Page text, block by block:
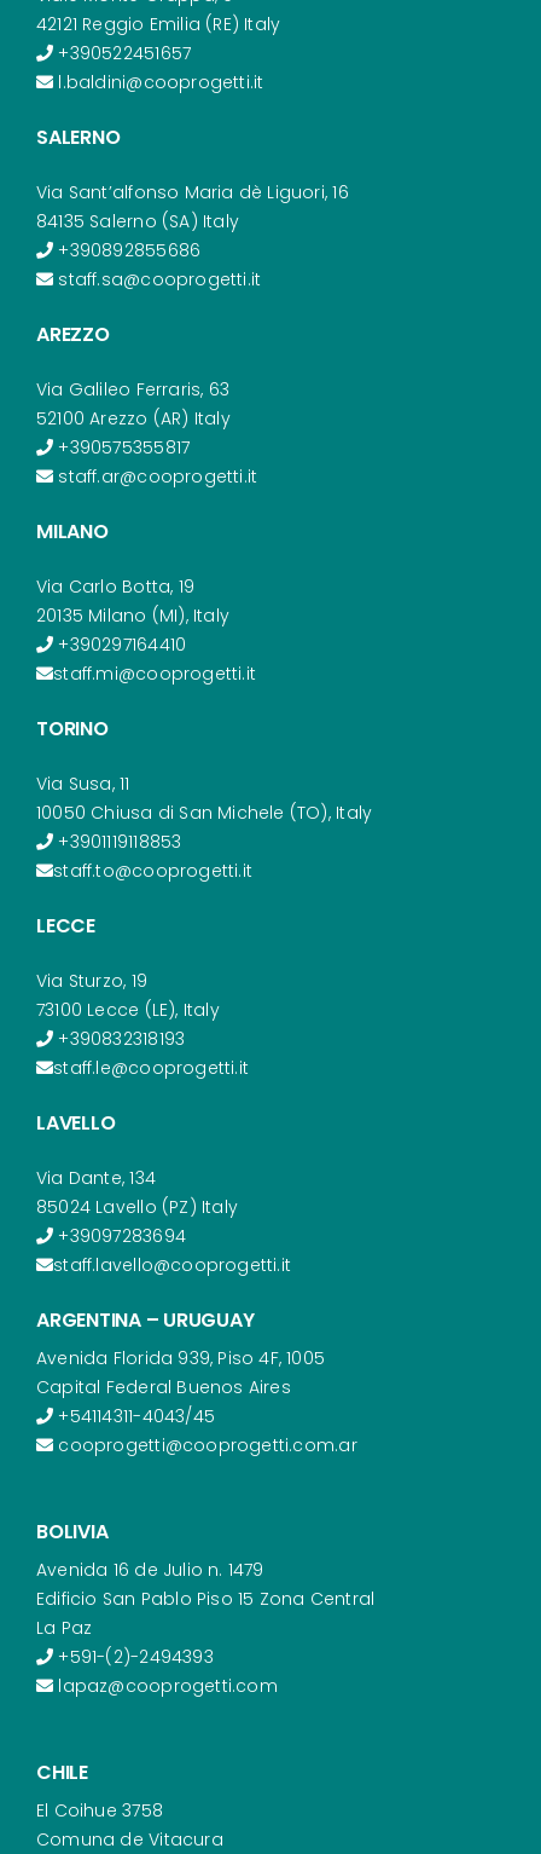
42121 Reggio Emilia (RE) Italy
+390522451657
l.baldini@cooprogetti.it
SALERNO
Via Sant’alfonso Maria dè Liguori, 16
84135 Salerno (SA) Italy
+390892855686
staff.sa@cooprogetti.it
AREZZO
Via Galileo Ferraris, 63
52100 Arezzo (AR) Italy
+390575355817
staff.ar@cooprogetti.it
MILANO
Via Carlo Botta, 19
20135 Milano (MI), Italy
+390297164410
staff.mi@cooprogetti.it
TORINO
Via Susa, 11
10050 Chiusa di San Michele (TO), Italy
+3901119118853
staff.to@cooprogetti.it
LECCE
Via Sturzo, 19
73100 Lecce (LE), Italy
+390832318193
staff.le@cooprogetti.it
LAVELLO
Via Dante, 134
85024 Lavello (PZ) Italy
+39097283694
staff.lavello@cooprogetti.it
ARGENTINA – URUGUAY
Avenida Florida 939, Piso 4F, 1005
Capital Federal Buenos Aires
+54114311-4043/45
cooprogetti@cooprogetti.com.ar
BOLIVIA
Avenida 16 de Julio n. 1479
Edificio San Pablo Piso 15 Zona Central
La Paz
+591-(2)-2494393
lapaz@cooprogetti.com
CHILE
El Coihue 3758
Comuna de Vitacura